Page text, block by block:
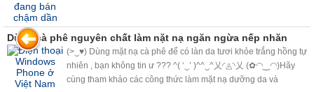
Dùng cà phê nguyên chất làm nặt nạ ngăn ngừa nếp nhăn
(>‿♥) Dùng mặt nạ cà phê để có làn da tươi khỏe trắng hồng tự
nhiên , bạn không tin ư ??? ^( ‘‿’ )^^‿^乂◜◬◝乂 (✿◠‿◠)Hãy
cùng tham khảo các công thức làm mặt nạ dưỡng da và